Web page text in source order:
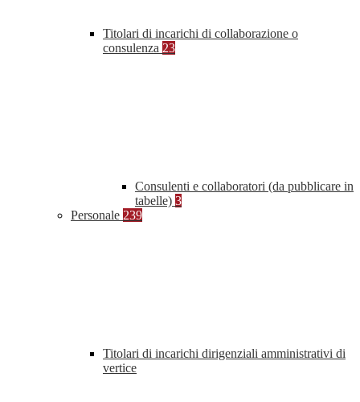
Titolari di incarichi di collaborazione o
consulenza 23
Consulenti e collaboratori (da pubblicare in
tabelle) 3
Personale 239
Titolari di incarichi dirigenziali amministrativi di
vertice